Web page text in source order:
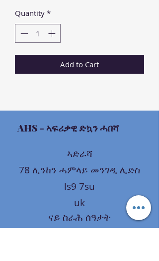
Quantity *
Add to Cart
AHS - ኣፍሪቃዊ ድኳን ሓበሻ
ኣድራሻ
78 ሊንከን ሓምላይ መንገዲ ሊድስ
ls9 7su
uk
ናይ ስራሕ ሰዓታት